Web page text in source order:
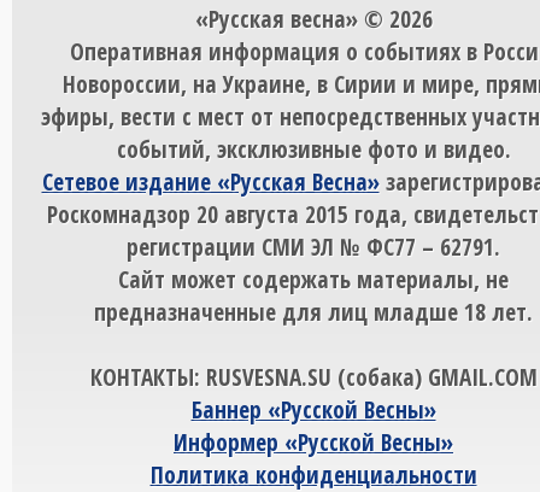
«Русская весна» © 2026
Оперативная информация о событиях в
Новороссии, на Украине, в Сирии и мире,
эфиры, вести с мест от непосредственных
событий, эксклюзивные фото и видео.
Сетевое издание «Русская Весна»
Роскомнадзор 20 августа 2015 года,
регистрации СМИ ЭЛ № ФС77 – 62791.
Сайт может содержать материалы, не
предназначенные для лиц младше 18 лет.
КОНТАКТЫ: RUSVESNA.SU (собака) GMAIL.COM
Баннер «Русской Весны»
Информер «Русской Весны»
Политика конфиденциальности